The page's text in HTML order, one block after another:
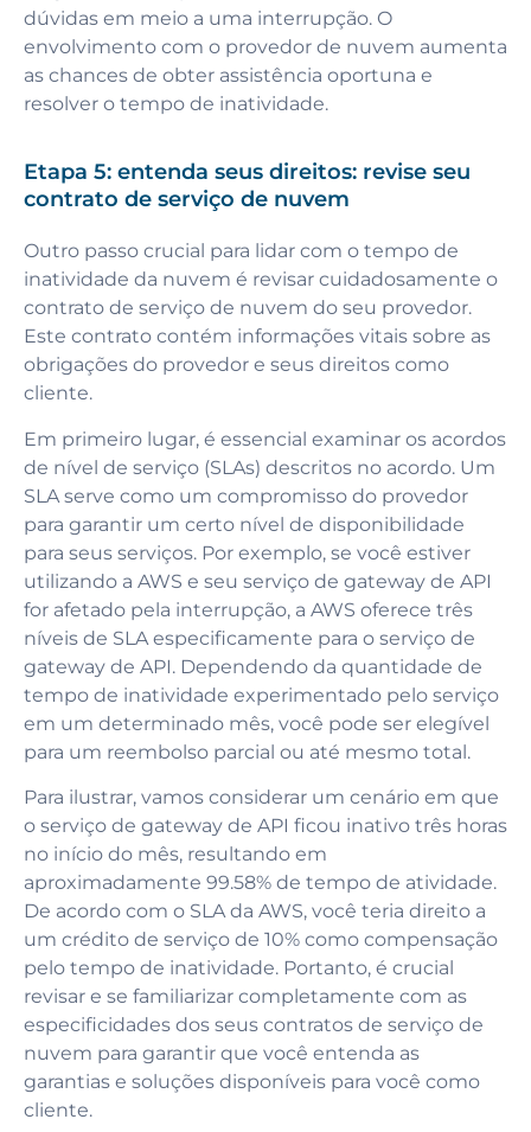
dúvidas em meio a uma interrupção. O
envolvimento com o provedor de nuvem aumenta
as chances de obter assistência oportuna e
resolver o tempo de inatividade.
Etapa 5: entenda seus direitos: revise seu
contrato de serviço de nuvem
Outro passo crucial para lidar com o tempo de
inatividade da nuvem é revisar cuidadosamente o
contrato de serviço de nuvem do seu provedor.
Este contrato contém informações vitais sobre as
obrigações do provedor e seus direitos como
cliente.
Em primeiro lugar, é essencial examinar os acordos
de nível de serviço (SLAs) descritos no acordo. Um
SLA serve como um compromisso do provedor
para garantir um certo nível de disponibilidade
para seus serviços. Por exemplo, se você estiver
utilizando a AWS e seu serviço de gateway de API
for afetado pela interrupção, a AWS oferece três
níveis de SLA especificamente para o serviço de
gateway de API. Dependendo da quantidade de
tempo de inatividade experimentado pelo serviço
em um determinado mês, você pode ser elegível
para um reembolso parcial ou até mesmo total.
Para ilustrar, vamos considerar um cenário em que
o serviço de gateway de API ficou inativo três horas
no início do mês, resultando em
aproximadamente 99.58% de tempo de atividade.
De acordo com o SLA da AWS, você teria direito a
um crédito de serviço de 10% como compensação
pelo tempo de inatividade. Portanto, é crucial
revisar e se familiarizar completamente com as
especificidades dos seus contratos de serviço de
nuvem para garantir que você entenda as
garantias e soluções disponíveis para você como
cliente.